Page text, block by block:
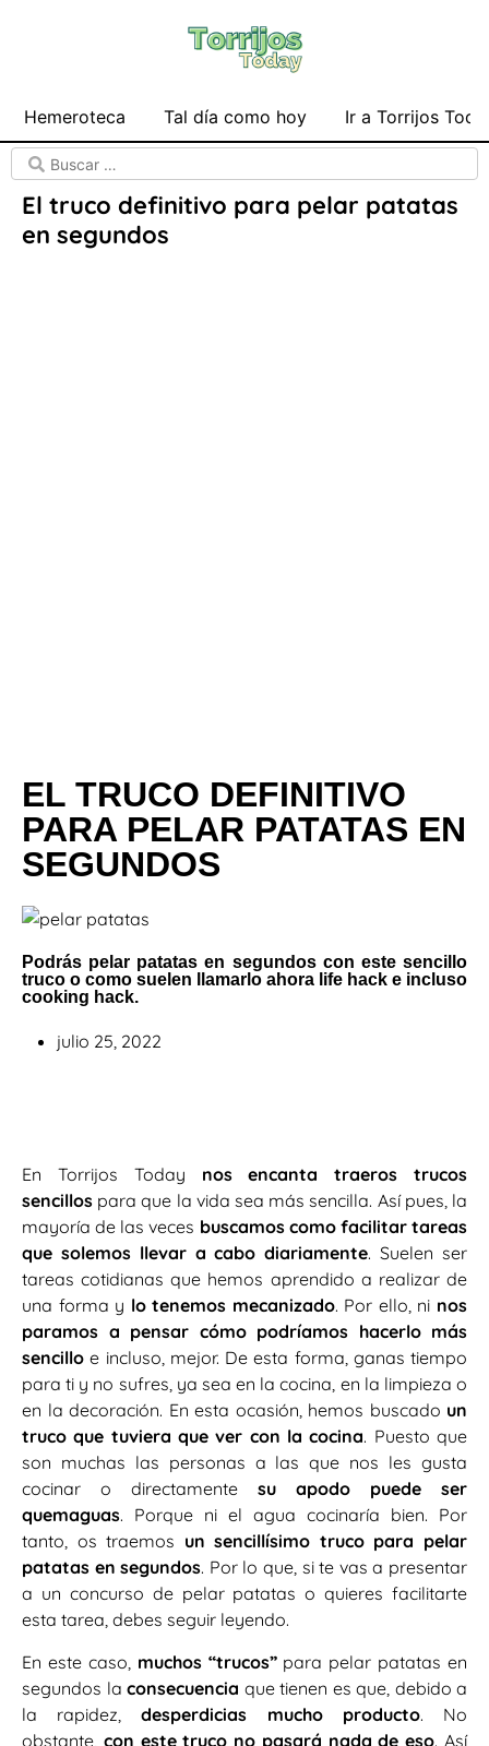
Hemeroteca Tal día como hoy Ir a Torrijos
El truco definitivo para pelar patatas
en segundos
EL TRUCO DEFINITIVO
PARA PELAR PATATAS EN
SEGUNDOS
Podrás pelar patatas en segundos con este sencillo
truco o como suelen llamarlo ahora life hack e incluso
cooking hack.
julio 25, 2022
En Torrijos Today nos encanta traeros trucos
sencillos para que la vida sea más sencilla. Así pues, la
mayoría de las veces buscamos como facilitar tareas
que solemos llevar a cabo diariamente. Suelen ser
tareas cotidianas que hemos aprendido a realizar de
una forma y lo tenemos mecanizado. Por ello, ni nos
paramos a pensar cómo podríamos hacerlo más
sencillo e incluso, mejor. De esta forma, ganas tiempo
para ti y no sufres, ya sea en la cocina, en la limpieza o
en la decoración. En esta ocasión, hemos buscado un
truco que tuviera que ver con la cocina. Puesto que
son muchas las personas a las que nos les gusta
cocinar o directamente su apodo puede ser
quemaguas. Porque ni el agua cocinaría bien. Por
tanto, os traemos un sencillísimo truco para pelar
patatas en segundos. Por lo que, si te vas a presentar
a un concurso de pelar patatas o quieres facilitarte
esta tarea, debes seguir leyendo.
En este caso, muchos “trucos” para pelar patatas en
segundos la consecuencia que tienen es que, debido a
la rapidez,desperdicias mucho producto. No
obstante, con este truco no pasará nada de eso. Así